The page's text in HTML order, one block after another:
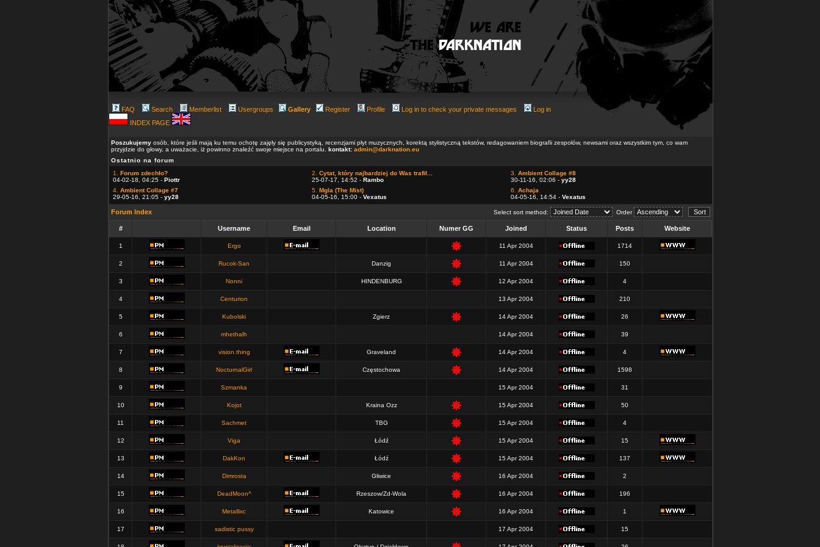
FAQ Search Memberlist Usergroups Gallery Register Profile Log in to check your private messages
Log in
INDEX PAGE
Poszukujemy osób, które jeśli mają ku temu ochotę zajęły się publicystyką, recenzjami płyt muzycznych, korektą stylistyczną tekstów, redagowaniem biografii zespołów, newsami oraz wszystkim tym, co wam
przyjdzie do głowy, a uważacie, iż powinno znaleźć swoje miejsce na portalu. kontakt: admin@darknation.eu
Ostatnio na forum
1. Forum zdechło?
04-02-18, 04:25 - Piottr
2. Cytat, który najbardziej do Was trafił...
25-07-17, 14:52 - Rambo
3. Ambient Collage #8
30-11-16, 02:06 - yy28
4. Ambient Collage #7
29-05-16, 21:05 - yy28
5. Mgla (The Mist)
04-05-16, 15:00 - Vexatus
6. Achaja
04-05-16, 14:54 - Vexatus
Forum Index Select sort method: Order
# Username Email Location Numer GG Joined Status Posts Website
1 Ergo 11 Apr 2004 1714
2 Rucok-San Danzig 11 Apr 2004 150
3 Nonni HINDENBURG 12 Apr 2004 4
4 Centurion 13 Apr 2004 210
5 Kubolski Zgierz 14 Apr 2004 26
6 mhethalh 14 Apr 2004 39
7 vision.thing Graveland 14 Apr 2004 4
8 NocturnalGirl Częstochowa 14 Apr 2004 1598
9 Szmanka 15 Apr 2004 31
10 Kojot Kraina Ozz 15 Apr 2004 50
11 Sachmet TBG 15 Apr 2004 4
12 Viga Łódź 15 Apr 2004 15
13 DakKon Łódź 15 Apr 2004 137
14 Dimrosta Gliwice 16 Apr 2004 2
15 DeadMoon^ Rzeszow/Zd-Wola 16 Apr 2004 196
16 Metallixc Katowice 16 Apr 2004 1
17 sadistic pussy 17 Apr 2004 15